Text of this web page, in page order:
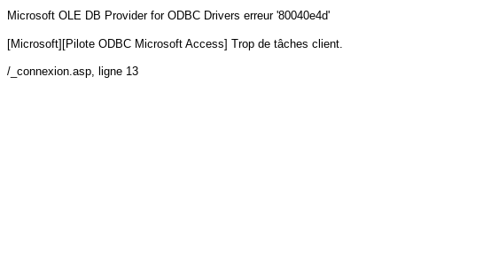
Microsoft OLE DB Provider for ODBC Drivers erreur '80040e4d'
[Microsoft][Pilote ODBC Microsoft Access] Trop de tâches client.
/_connexion.asp, ligne 13